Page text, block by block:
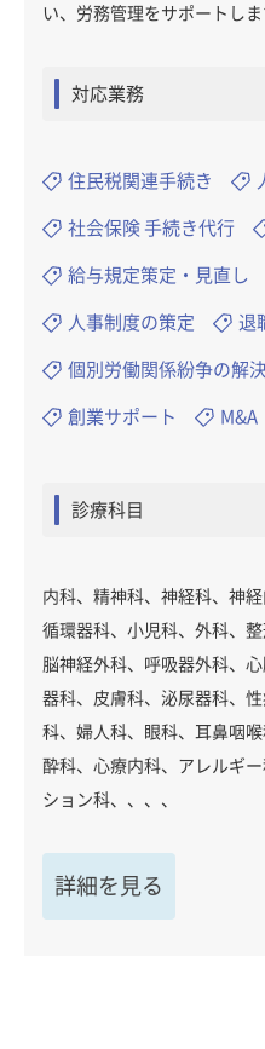
い、労務管理をサポートしま
対応業務
住民税関連手続き
社会保険 手続き代行
給与規定策定・見直し
人事制度の策定 退
個別労働関係紛争の解
創業サポート M&A
診療科目
内科、精神科、神経科、神
循環器科、小児科、外科、
脳神経外科、呼吸器外科、
器科、皮膚科、泌尿器科、
科、婦人科、眼科、耳鼻咽
酔科、心療内科、アレルギ
ション科、、、、
詳細を見る